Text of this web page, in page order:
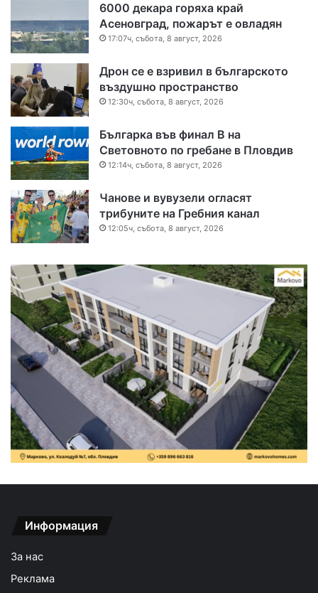
6000 декара горяха край
Асеновград, пожарът е овладян
17:07ч, събота, 8 август, 2026
Дрон се е взривил в българското
въздушно пространство
12:30ч, събота, 8 август, 2026
Българка във финал B на
Световното по гребане в Пловдив
12:14ч, събота, 8 август, 2026
Чанове и вувузели огласят
трибуните на Гребния канал
12:05ч, събота, 8 август, 2026
Информация
За нас
Реклама